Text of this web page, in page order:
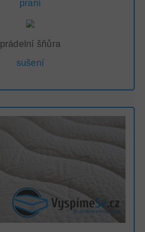
praní
prádelní šňůra
sušení